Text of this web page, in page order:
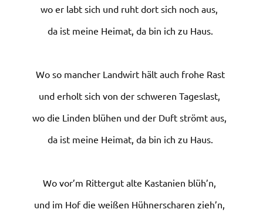
wo er labt sich und ruht dort sich noch aus,
da ist meine Heimat, da bin ich zu Haus.
Wo so mancher Landwirt hält auch frohe Rast
und erholt sich von der schweren Tageslast,
wo die Linden blühen und der Duft strömt aus,
da ist meine Heimat, da bin ich zu Haus.
Wo vor’m Rittergut alte Kastanien blüh’n,
und im Hof die weißen Hühnerscharen zieh’n,